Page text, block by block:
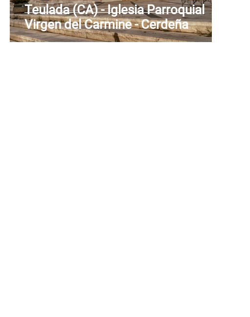
Teulada (CA) - Iglesia Parroquial
Virgen del Carmine - Cerdeña